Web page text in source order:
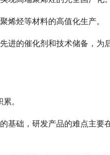
烯烃等材料的高值化生产。
进的催化剂和技术储备，为
。
基础，研发产品的难点主要